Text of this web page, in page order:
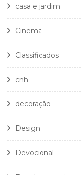
casa e jardim
Cinema
Classificados
cnh
decoração
Design
Devocional